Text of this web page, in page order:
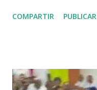
COMPARTIR